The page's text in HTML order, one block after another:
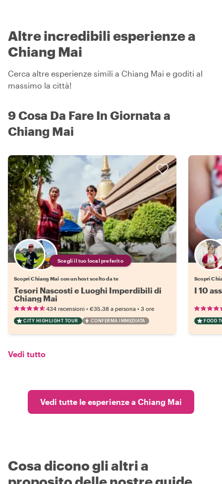
Altre incredibili esperienze a
Chiang Mai
Cerca altre esperienze simili a Chiang Mai e goditi al
massimo la città!
9 Cosa Da Fare In Giornata a
Chiang Mai
Scegli il tuo local preferito
Scopri Chiang Mai con un host scelto da te
Tesori Nascosti e Luoghi Imperdibili di
Chiang Mai
434 recensioni • €35.38 a persona • 3 ore
CITY HIGHLIGHT TOUR CONFERMA IMMEDIATA
Scopri
I 10
FOOD
Vedi tutto
Vedi tutte le esperienze a Chiang Mai
Cosa dicono gli altri a